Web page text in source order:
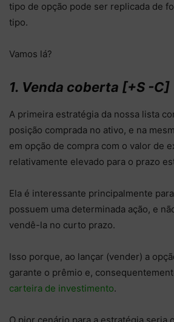
tipo de opção pode ser replicada de
tipo.
Vamos lá?
1. Venda coberta [+S -C]
A primeira estratégia da nossa lista
posição comprada no ativo, e na
em opção de compra com o valor de
relativamente elevado para o prazo
Ela é interessante principalmente
possuem uma determinada ação, e
vendê-la no curto prazo.
Isso porque, ao lançar (vender) a
garante o prêmio e,
carteira de investimento.